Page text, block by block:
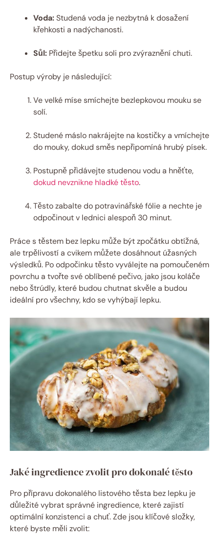
Voda:Studená voda je nezbytná k dosažení
křehkosti a nadýchanosti.
Sůl: Přidejte špetku soli pro zvýraznění chuti.
Postup výroby je následující:
Ve velké míse smíchejte bezlepkovou mouku se
solí.
Studené máslo nakrájejte na kostičky a vmíchejte
do mouky, dokud směs nepřipomíná hrubý písek.
Postupně přidávejte studenou vodu a hněťte,
dokud nevznikne hladké těsto.
Těsto zabalte do potravinářské fólie a nechte je
odpočinout v lednici alespoň 30 minut.
Práce s těstem bez lepku může být zpočátku obtížná,
ale trpělivostí a cvikem můžete dosáhnout úžasných
výsledků. Po odpočinku těsto vyválejte na pomoučeném
povrchu a tvořte své oblíbené pečivo, jako jsou koláče
nebo štrúdly, které budou chutnat skvěle a budou
ideální pro všechny, kdo se vyhýbají lepku.
Jaké ingredience zvolit pro dokonalé těsto
Pro přípravu dokonalého listového těsta bez lepku je
důležité vybrat správné ingredience, které zajistí
optimální konzistenci a chuť. Zde jsou klíčové složky,
které byste měli zvolit: